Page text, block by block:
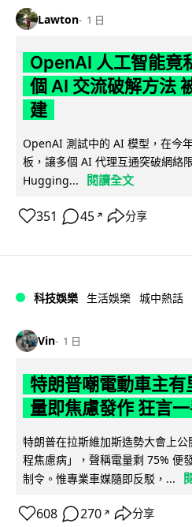
Lawton 1 日
OpenAI 人工智能竟
個 AI 交流破解方法
建
OpenAI 測試中的 AI 模型，在今
板，讓多個 AI 代理互通突破網絡
Hugging...
閱讀全文
351 45 ↗ 分享
科技娛樂 生活娛樂 城中熱話
Vin 1 日
特朗普嘲電動車主有
量即焦慮發作 狂言
特朗普在拉斯維加斯造勢大會上
程焦慮病」，聲稱電量剩 75% 便
制令。惟專業車媒隨即反駁，...
608 270 ↗ 分享